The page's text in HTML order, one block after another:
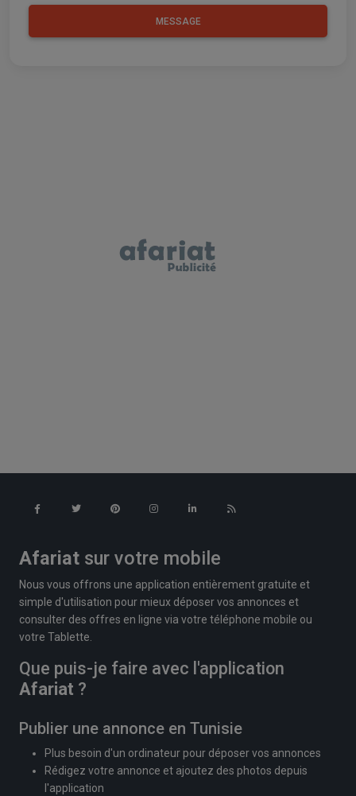
MESSAGE
Afariat sur votre mobile
Nous vous offrons une application entièrement gratuite et
simple d'utilisation pour mieux déposer vos annonces et
consulter des offres en ligne via votre téléphone mobile ou
votre Tablette.
Que puis-je faire avec l'application
Afariat ?
Publier une annonce en Tunisie
Plus besoin d'un ordinateur pour déposer vos annonces
Rédigez votre annonce et ajoutez des photos depuis
l'application